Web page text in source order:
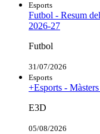
Esports
Futbol - Resum
2026-27
Futbol
31/07/2026
Esports
+Esports -
E3D
05/08/2026